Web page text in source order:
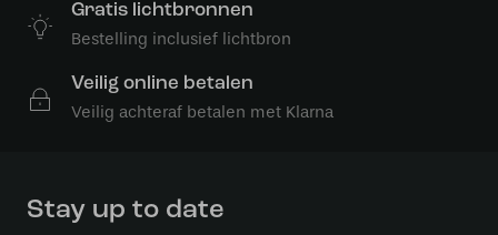
Gratis lichtbronnen
Bestelling inclusief lichtbron
Veilig online betalen
Veilig achteraf betalen met Klarna
Stay up to date